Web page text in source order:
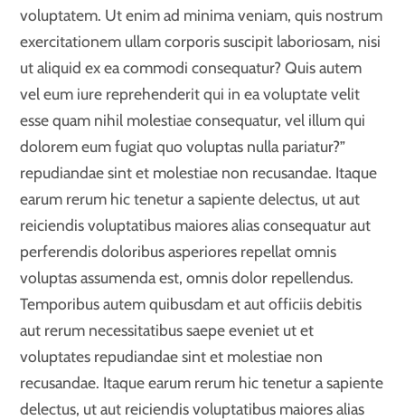
voluptatem. Ut enim ad minima veniam, quis nostrum
exercitationem ullam corporis suscipit laboriosam, nisi
ut aliquid ex ea commodi consequatur? Quis autem
vel eum iure reprehenderit qui in ea voluptate velit
esse quam nihil molestiae consequatur, vel illum qui
dolorem eum fugiat quo voluptas nulla pariatur?”
repudiandae sint et molestiae non recusandae. Itaque
earum rerum hic tenetur a sapiente delectus, ut aut
reiciendis voluptatibus maiores alias consequatur aut
perferendis doloribus asperiores repellat omnis
voluptas assumenda est, omnis dolor repellendus.
Temporibus autem quibusdam et aut officiis debitis
aut rerum necessitatibus saepe eveniet ut et
voluptates repudiandae sint et molestiae non
recusandae. Itaque earum rerum hic tenetur a sapiente
delectus, ut aut reiciendis voluptatibus maiores alias